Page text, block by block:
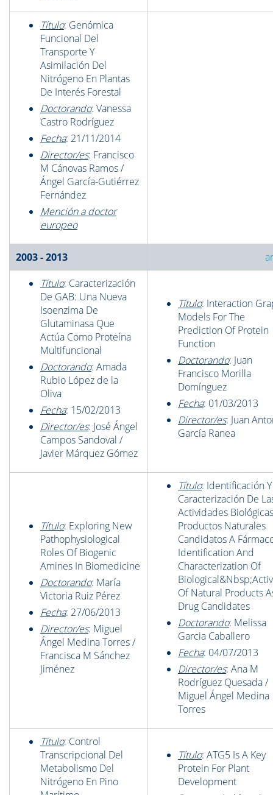
Título: Genómica
Funcional Del
Transporte Y
Asimilación Del
Nitrógeno En Plantas
De Interés Forestal
Doctorando: Vanessa
Castro Rodríguez
Fecha: 21/11/2014
Director/es: Francisco
M Cánovas Ramos /
Ángel García-Gutiérrez
Fernández
Mención a doctor
europeo
2003 - 2013
Título: Caracterización
De GAB: Una Nueva
Isoenzima De
Glutaminasa Que
Actúa Como Proteína
Multifuncional
Doctorando: Amada
Rubio López de la
Oliva
Fecha: 15/02/2013
Director/es: José Ángel
Campos Sandoval /
Javier Márquez Gómez
Título: Interaction
Models For The
Prediction Of Protein
Function
Doctorando: Juan
Francisco Morilla
Domínguez
Fecha: 01/03/2013
Director/es: Juan
García Ranea
Título: Exploring New
Pathophysiological
Roles Of Biogenic
Amines In Biomedicine
Doctorando: María
Victoria Ruiz Pérez
Fecha: 27/06/2013
Director/es: Miguel
Ángel Medina Torres /
Francisca M Sánchez
Jiménez
Título: Identificación Y
Caracterización De
Actividades
Productos Naturales
Candidatos A
Identification And
Characterization Of
Of Natural Products
Drug Candidates
Doctorando: Melissa
Garcia Caballero
Fecha: 04/07/2013
Director/es: Ana M
Rodríguez Quesada /
Miguel Ángel Medina
Torres
Título: Control
Transcripcional Del
Metabolismo Del
Nitrógeno En Pino
Título: ATG5 Is A Key
Protein For Plant
Development